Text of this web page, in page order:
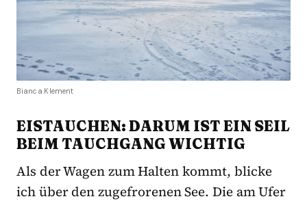
Bianca Klement
EISTAUCHEN: DARUM IST EIN SEIL
BEIM TAUCHGANG WICHTIG
Als der Wagen zum Halten kommt, blicke
ich über den zugefrorenen See. Die am Ufer